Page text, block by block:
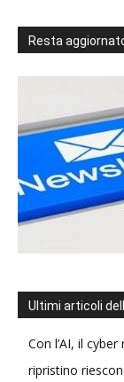
Resta
Ultimi articoli
Con l’AI, il
ripristino